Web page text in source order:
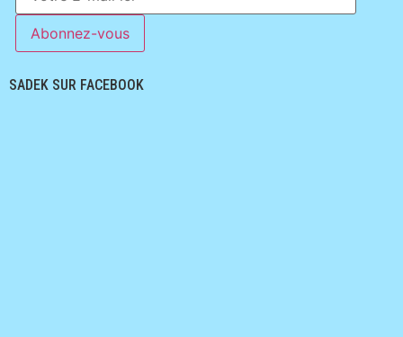
SADEK SUR FACEBOOK